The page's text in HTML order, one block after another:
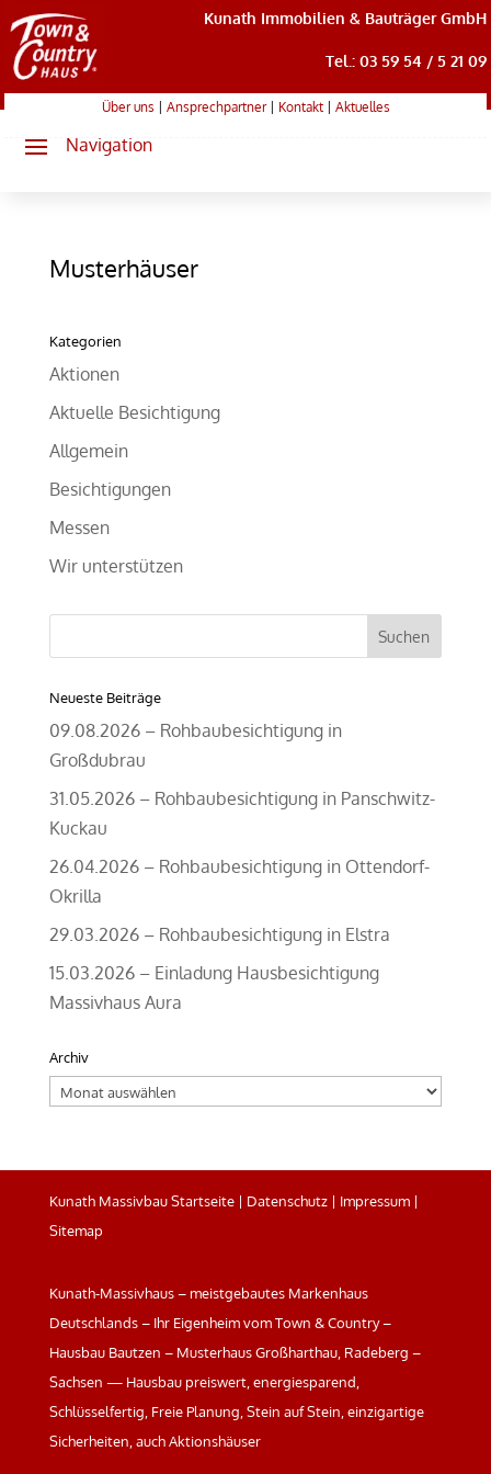
Kunath Immobilien & Bauträger GmbH
Tel.: 03 59 54 / 5 21 09
Über uns Ansprechpartner| Kontakt| Aktuelles
Musterhäuser
Kategorien
Aktionen
Aktuelle Besichtigung
Allgemein
Besichtigungen
Messen
Wir unterstützen
Neueste Beiträge
09.08.2026 – Rohbaubesichtigung in
Großdubrau
31.05.2026 – Rohbaubesichtigung in Panschwitz-
Kuckau
26.04.2026 – Rohbaubesichtigung in Ottendorf-
Okrilla
29.03.2026 – Rohbaubesichtigung in Elstra
15.03.2026 – Einladung Hausbesichtigung
Massivhaus Aura
Archiv
Archiv
Kunath Massivbau Startseite| Datenschutz| Impressum|
Sitemap
Kunath-Massivhaus – meistgebautes Markenhaus
Deutschlands – Ihr Eigenheim vom Town & Country –
Hausbau Bautzen – Musterhaus Großharthau, Radeberg –
Sachsen — Hausbau preiswert, energiesparend,
Schlüsselfertig, Freie Planung, Stein auf Stein, einzigartige
Sicherheiten, auch Aktionshäuser